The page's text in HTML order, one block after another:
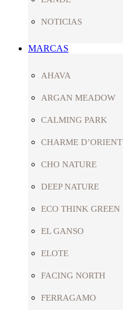
NOTICIAS
MARCAS
AHAVA
ARGAN MEADOW
CALMING PARK
CHARME D’ORIENT
CHO NATURE
DEEP NATURE
ECO THINK GREEN
EL GANSO
ELOTE
FACING NORTH
FERRAGAMO